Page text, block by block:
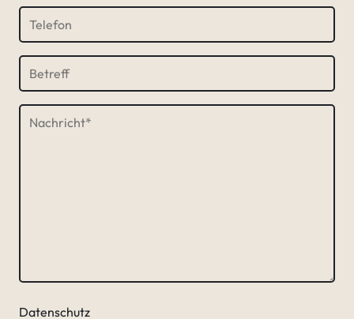
Datenschutz